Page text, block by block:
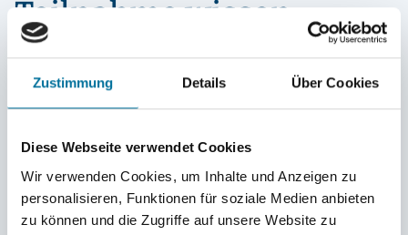
Zustimmung Details Über Cookies
Diese Webseite verwendet Cookies
Wir verwenden Cookies, um Inhalte und Anzeigen zu
personalisieren, Funktionen für soziale Medien anbieten
zu können und die Zugriffe auf unsere Website zu
Teilnahme wissen
sollte?
diesen erlebnispädagogischen n ebenso
Muss ich an Bord lernen und arbeiten?
Wer kümmert sich um die pädagogische